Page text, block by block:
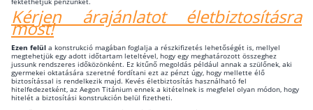
Kapcsolat
Bejelentkezés
Kérjen árajánlatot életbiztosításra
most!
Ezen felül a konstrukció magában foglalja a részkifizetés lehetőségét is, mellyel
megtehetjük egy adott időtartam leteltével, hogy egy meghatározott összeghez
jussunk rendszeres időközönként. Ez kitűnő megoldás például annak a szülőnek, aki
gyermekei oktatására szeretné fordítani ezt az pénzt úgy, hogy mellette élő
biztosítással is rendelkezik majd. Kevés életbiztosítás használható fel
hitelfedezetként, az Aegon Titánium ennek a kitételnek is megfelel olyan módon, hogy
hitelét a biztosítási konstrukción belül fizetheti.